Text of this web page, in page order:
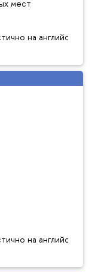
мест
на английском
на английском